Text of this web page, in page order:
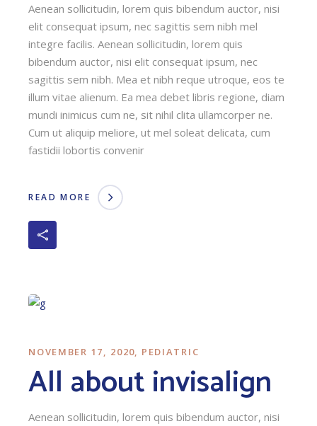
Aenean sollicitudin, lorem quis bibendum auctor, nisi
elit consequat ipsum, nec sagittis sem nibh mel
integre facilis. Aenean sollicitudin, lorem quis
bibendum auctor, nisi elit consequat ipsum, nec
sagittis sem nibh. Mea et nibh reque utroque, eos te
illum vitae alienum. Ea mea debet libris regione, diam
mundi inimicus cum ne, sit nihil clita ullamcorper ne.
Cum ut aliquip meliore, ut mel soleat delicata, cum
fastidii lobortis convenir
READ MORE
NOVEMBER 17, 2020 PEDIATRIC
All about invisalign
Aenean sollicitudin, lorem quis bibendum auctor, nisi